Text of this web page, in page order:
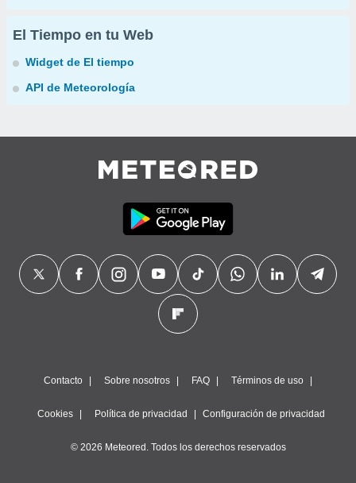
El Tiempo en tu Web
Widget de El tiempo
API de Meteorología
Contacto Sobre nosotros FAQ Términos de uso
Cookies Política de privacidad Configuración de privacidad
© 2026 Meteored. Todos los derechos reservados